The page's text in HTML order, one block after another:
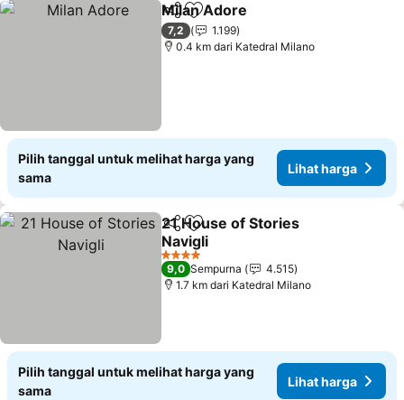
BagikanTambahkan ke favorit
Milan Adore
7,2
1.199
0.4 km dari Katedral Milano
Pilih tanggal untuk melihat harga yang
sama
Lihat harga
BagikanTambahkan ke favorit
21 House of Stories
Navigli
Lihat harga
4 Bintang
9,0 Sempurna
4.515
1.7 km dari Katedral Milano
Pilih tanggal untuk melihat harga yang
sama
Lihat harga